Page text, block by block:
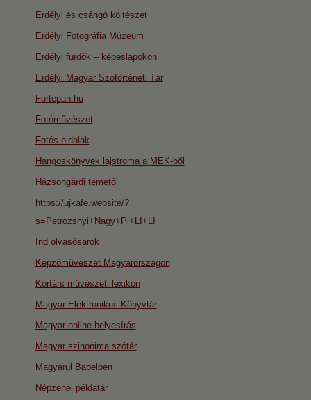
Erdélyi és csángó költészet
Erdélyi Fotográfia Múzeum
Erdélyi fürdők – képeslapokon
Erdélyi Magyar Szótörténeti Tár
Fortepan.hu
Fotóművészet
Fotós oldalak
Hangoskönyvek lajstroma a MEK-ből
Házsongárdi temető
https://ujkafe.website/?
s=Petrozsnyi+Nagy+Pl+LI+LI
Ind olvasósarok
Képzőművészet Magyarországon
Kortárs művészeti lexikon
Magyar Elektronikus Könyvtár
Magyar online helyesírás
Magyar szinonima szótár
Magyarul Babelben
Népzenei példatár